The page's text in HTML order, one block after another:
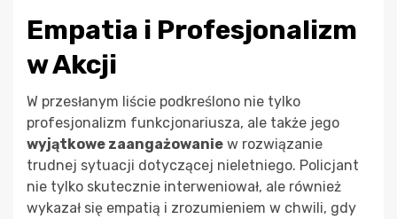
Empatia i Profesjonalizm
w Akcji
W przesłanym liście podkreślono nie tylko
profesjonalizm funkcjonariusza, ale także jego
wyjątkowe zaangażowanie w rozwiązanie
trudnej sytuacji dotyczącej nieletniego. Policjant
nie tylko skutecznie interweniował, ale również
wykazał się empatią i zrozumieniem w chwili, gdy